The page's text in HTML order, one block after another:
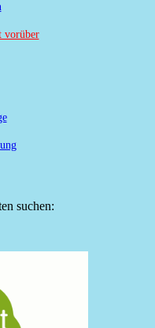
vorüber
suchen: